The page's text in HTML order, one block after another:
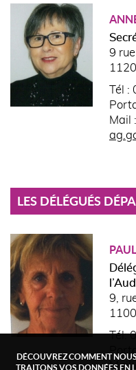
9
Tél
Mail :
LES DÉLÉGUÉS
9,
Tél:
Mail:
DÉCOUVREZ COMMENT
TRAITONS VOS DONNÉES EN